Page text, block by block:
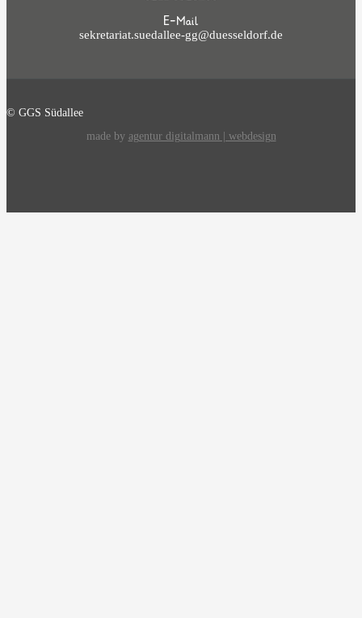
E-Mail
sekretariat.suedallee-gg@duesseldorf.de
© GGS Südallee
made by agentur digitalmann | webdesign